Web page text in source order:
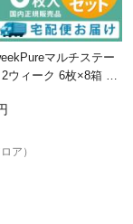
マルチステー
ウィーク 6枚×8箱 シ
ア）